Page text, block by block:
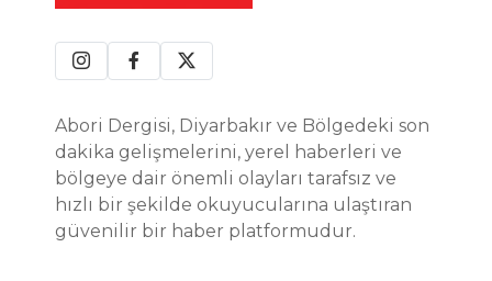
Abori Dergisi, Diyarbakır ve Bölgedeki son
dakika gelişmelerini, yerel haberleri ve
bölgeye dair önemli olayları tarafsız ve
hızlı bir şekilde okuyucularına ulaştıran
güvenilir bir haber platformudur.